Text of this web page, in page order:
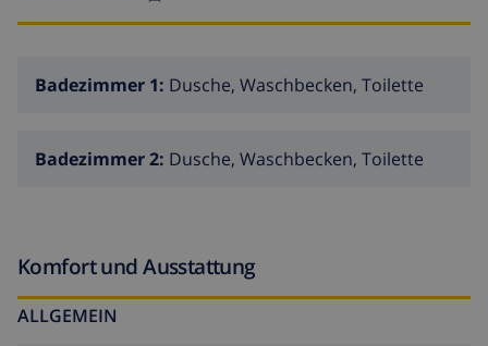
Badezimmer 1: Dusche, Waschbecken, Toilette
Badezimmer 2: Dusche, Waschbecken, Toilette
Komfort und Ausstattung
ALLGEMEIN